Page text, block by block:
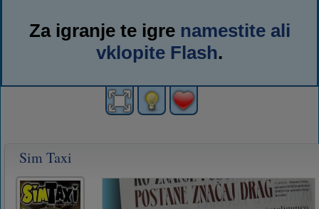
Za igranje te igre namestite ali
vklopite Flash.
Sim Taxi